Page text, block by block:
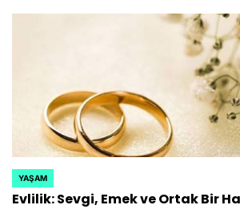
POSTED
IN
YAŞAM
Evlilik: Sevgi, Emek ve Ortak Bir